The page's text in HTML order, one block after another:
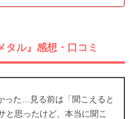
タル』感想・口コミ
った…見る前は「聞こえると
と思ったけど、本当に聞こ